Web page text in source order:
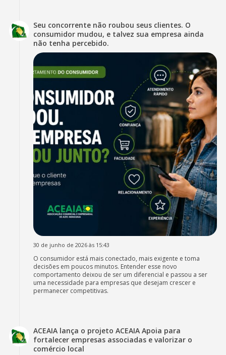
Seu concorrente não roubou seus clientes. O
consumidor mudou, e talvez sua empresa ainda
não tenha percebido.
30 de junho de 2026 às 15:43
O consumidor está mais conectado, mais exigente e toma
decisões em poucos minutos. Entender esse novo
comportamento deixou de ser um diferencial e passou a ser
uma necessidade para empresas que desejam crescer e
permanecer competitivas.
ACEAIA lança o projeto ACEAIA Apoia para
fortalecer empresas associadas e valorizar o
comércio local